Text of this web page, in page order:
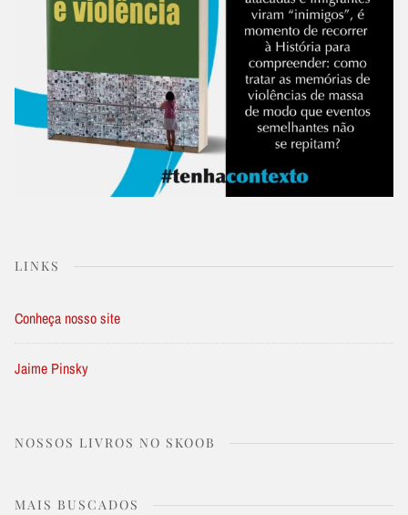
LINKS
Conheça nosso site
Jaime Pinsky
NOSSOS LIVROS NO SKOOB
MAIS BUSCADOS